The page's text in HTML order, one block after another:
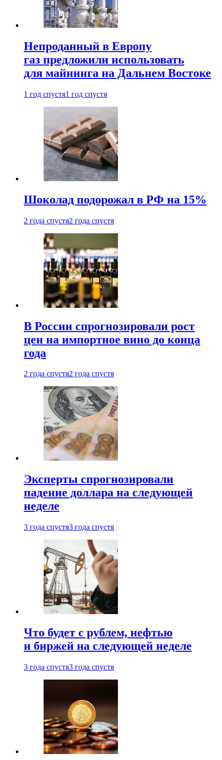
Непроданный в Европу
газ предложили использовать
для майнинга на Дальнем Востоке
1 год спустя1 год спустя
Шоколад подорожал в РФ на 15%
2 года спустя2 года спустя
В России спрогнозировали рост
цен на импортное вино до конца
года
2 года спустя2 года спустя
Эксперты спрогнозировали
падение доллара на следующей
неделе
3 года спустя3 года спустя
Что будет с рублем, нефтью
и биржей на следующей неделе
3 года спустя3 года спустя